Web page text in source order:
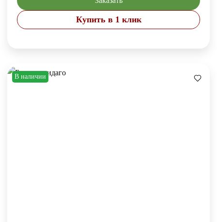
Купить в 1 клик
В наличии